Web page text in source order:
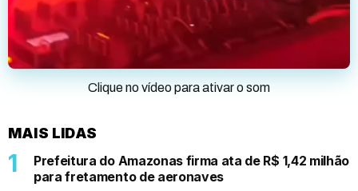
Clique no vídeo para ativar o som
MAIS LIDAS
Prefeitura do Amazonas firma ata de R$ 1,42 milhão
para fretamento de aeronaves